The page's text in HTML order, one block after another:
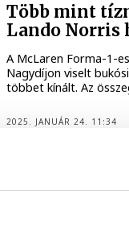
Több mint
Lando Norris
A McLaren Forma-1-
Nagydíjon viselt
többet kínált. Az
2025. JANUÁR 24. 11:34